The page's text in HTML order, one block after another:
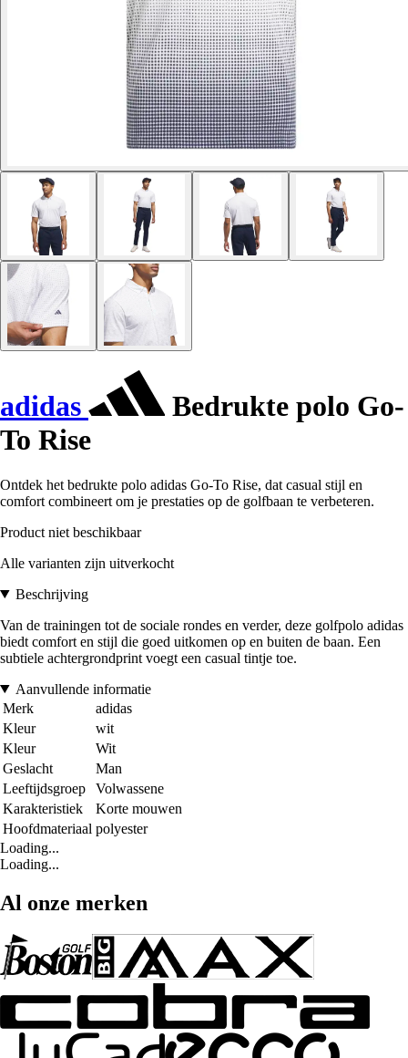
adidas
Bedrukte polo Go-
To Rise
Ontdek het bedrukte polo adidas Go-To Rise, dat casual stijl en
comfort combineert om je prestaties op de golfbaan te verbeteren.
Product niet beschikbaar
Alle varianten zijn uitverkocht
Beschrijving
Van de trainingen tot de sociale rondes en verder, deze golfpolo adidas
biedt comfort en stijl die goed uitkomen op en buiten de baan. Een
subtiele achtergrondprint voegt een casual tintje toe.
Aanvullende informatie
Merk
adidas
Kleur
wit
Kleur
Wit
Geslacht
Man
Leeftijdsgroep
Volwassene
Karakteristiek
Korte mouwen
Hoofdmateriaal polyester
Loading...
Loading...
Al onze merken